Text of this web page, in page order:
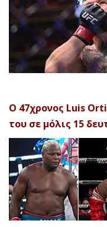
Ο 47χρονος Luis
του σε μόλις 15